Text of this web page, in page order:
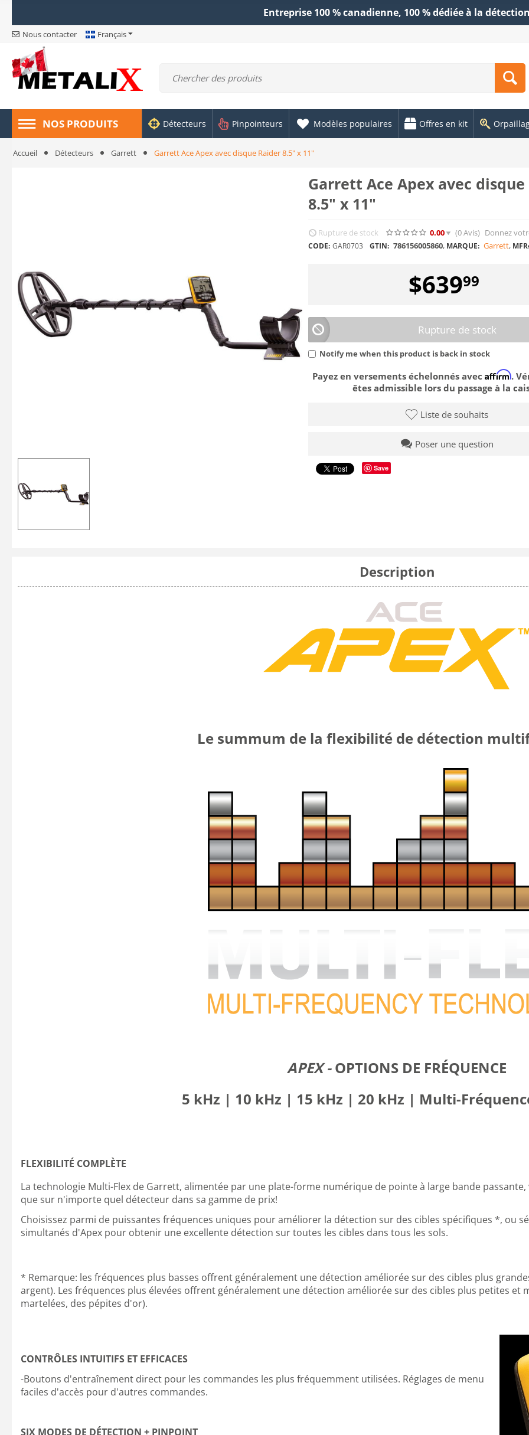
Entreprise 100 % canadienne, 100 % dédiée à la détection
Nous contacter Français
NOS PRODUITS Détecteurs Pinpointeurs Modèles populaires Offres en kit
Accueil Détecteurs Garrett Garrett Ace Apex avec disque Raider 8.5" x 11"
Garrett Ace Apex avec
8.5" x 11"
Rupture de stock 0.00 (0Avis) Donnez
CODE: GAR0703 GTIN: 786156005860, MARQUE: Garrett,
$63999
Rupture de stock
Notify me when this product is back in stock
Payez en versements échelonnés avec Affirm.
êtes admissible lors du passage à la
Liste de souhaits
Poser une question
Save
Description
Le summum de la flexibilité de détection
APEX -OPTIONS DE FRÉQUENCE
5 kHz | 10 kHz | 15 kHz | 20 kHz | Multi-
FLEXIBILITÉ COMPLÈTE
La technologie Multi-Flex de Garrett, alimentée par une plate-forme numérique de pointe à large bande
que sur n'importe quel détecteur dans sa gamme de prix!
Choisissez parmi de puissantes fréquences uniques pour améliorer la détection sur des cibles spécifiques *, ou
simultanés d'Apex pour obtenir une excellente détection sur toutes les cibles dans tous les sols.
* Remarque: les fréquences plus basses offrent généralement une détection améliorée sur des cibles plus
argent). Les fréquences plus élevées offrent généralement une détection améliorée sur des cibles plus petites et
martelées, des pépites d'or).
CONTRÔLES INTUITIFS ET EFFICACES
-Boutons d'entraînement direct pour les commandes les plus fréquemment utilisées. Réglages de menu
faciles d'accès pour d'autres commandes.
SIX MODES DE DÉTECTION + PINPOINT